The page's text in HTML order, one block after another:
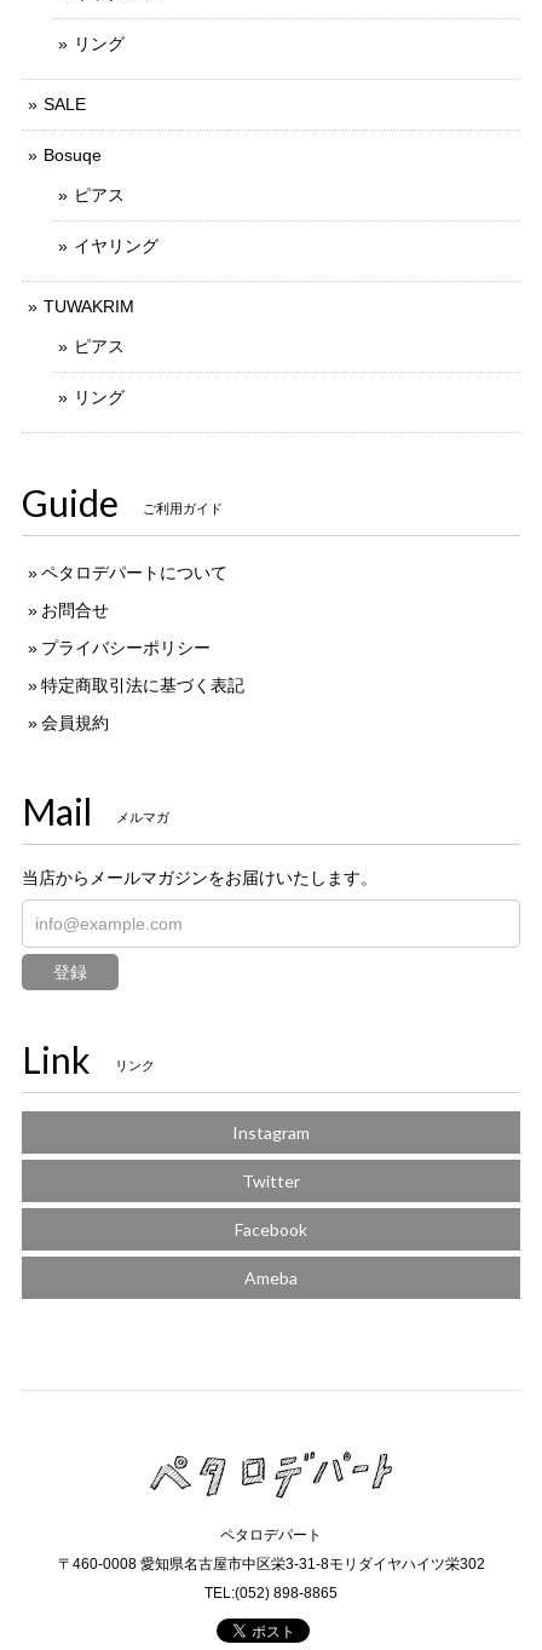
リング
SALE
Bosuqe
ピアス
イヤリング
TUWAKRIM
ピアス
リング
Guide ご利用ガイド
ペタロデパートについて
お問合せ
プライバシーポリシー
特定商取引法に基づく表記
会員規約
Mail メルマガ
当店からメールマガジンをお届けいたします。
登録
Link リンク
Instagram
Twitter
Facebook
Ameba
ペタロデパート
〒460-0008 愛知県名古屋市中区栄3-31-8モリダイヤハイツ栄302
TEL:(052) 898-8865